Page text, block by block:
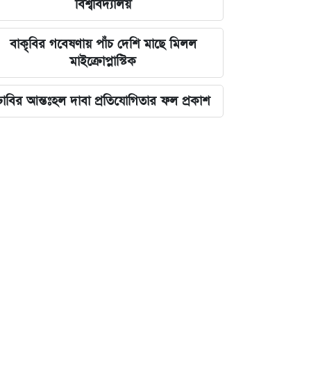
বিশ্ববিদ্যালয়
বাকৃবির গবেষণায় পাঁচ দেশি মাছে মিলল
মাইক্রোপ্লাস্টিক
আন্তঃহল দাবা প্রতিযোগিতার ফল প্রকাশ